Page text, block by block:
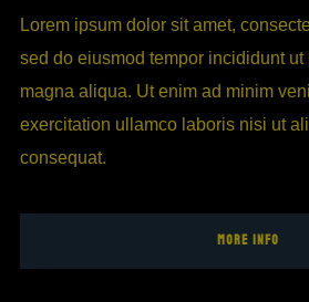
Lorem ipsum dolor sit amet,
sed do eiusmod tempor incididunt
magna aliqua. Ut enim ad minim
exercitation ullamco laboris nisi ut
consequat.
MORE INFO